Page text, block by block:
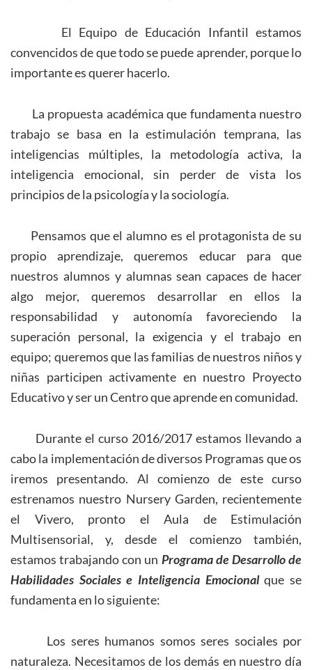
El Equipo de Educación Infantil estamos
convencidos de que todo se puede aprender, porque lo
importante es querer hacerlo.
La propuesta académica que fundamenta nuestro
trabajo se basa en la estimulación temprana, las
inteligencias múltiples, la metodología activa, la
inteligencia emocional, sin perder de vista los
principios de la psicología y la sociología.
Pensamos que el alumno es el protagonista de su
propio aprendizaje, queremos educar para que
nuestros alumnos y alumnas sean capaces de hacer
algo mejor, queremos desarrollar en ellos la
responsabilidad y autonomía favoreciendo la
superación personal, la exigencia y el trabajo en
equipo; queremos que las familias de nuestros niños y
niñas participen activamente en nuestro Proyecto
Educativo y ser un Centro que aprende en comunidad.
Durante el curso 2016/2017 estamos llevando a
cabo la implementación de diversos Programas que os
iremos presentando. Al comienzo de este curso
estrenamos nuestro Nursery Garden, recientemente
el Vivero, pronto el Aula de Estimulación
Multisensorial, y, desde el comienzo también,
estamos trabajando con un Programa de Desarrollo de
Habilidades Sociales e Inteligencia Emocionalque se
fundamenta en lo siguiente:
Los seres humanos somos seres sociales por
naturaleza. Necesitamos de los demás en nuestro día